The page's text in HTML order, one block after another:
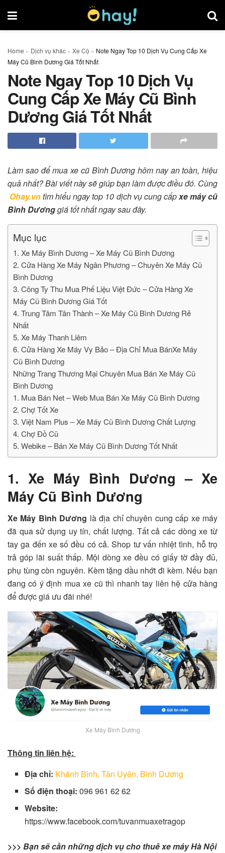
Home » Dịch vụ khác » Xe Cộ » Note Ngay Top 10 Dịch Vụ Cung Cấp Xe
Máy Cũ Bình Dương Giá Tốt Nhất
Note Ngay Top 10 Dịch Vụ
Cung Cấp Xe Máy Cũ Bình
Dương Giá Tốt Nhất
Làm sao để mua xe cũ Bình Dương hôm nay an toàn, hiệu
quả nhất? Bài viết này sẽ giúp bạn làm được điều đó. Cùng
Ohay.vntìm hiểu ngay top 10 dịch vụ cung cấpxe máy cũ
Bình Dươnggiá tốt nhất ngay sau đây.
Mục lục
1. Xe Máy Bình Dương – Xe Máy Cũ Bình Dương
2. Cửa Hàng Xe Máy Ngân Phương – Chuyên Xe Máy Cũ
Bình Dương
3. Công Ty Thu Mua Phế Liệu Việt Đức – Cửa Hàng Xe
Máy Cũ Bình Dương Giá Tốt
4. Trung Tâm Tân Thành – Xe Máy Cũ Bình Dương Rẻ
Nhất
5. Xe Máy Thanh Liêm
6. Cửa Hàng Xe Máy Vy Bảo – Địa Chỉ Mua BánXe Máy
Cũ Bình Dương
Những Trang Thương Mại Chuyên Mua Bán Xe Máy Cũ
Bình Dương
1. Mua Bán Net – Web Mua Bán Xe Máy Cũ Bình Dương
2. Chợ Tốt Xe
3. Việt Nam Plus – Xe Máy Cũ Bình Dương Chất Lượng
4. Chợ Đồ Cũ
5. Webike – Bán Xe Máy Cũ Bình Dương Tốt Nhất
1. Xe Máy Bình Dương – Xe
Máy Cũ Bình Dương
Xe Máy Bình Dương là địa chỉ chuyên cung cấp xe máy
đã qua sử dụng uy tín, chất lượng. Tất cả các dòng xe từ
tay ga đến xe số đều có cả. Shop tư vấn nhiệt tình, hỗ trọ
trả góp lãi suất thấp. Mội dòng xe đều có giấy tờ đầy đủ,
phụ tùng còn nguyên. Kèm tặng dầu nhớt đi kèm. Nếu bạn
đang có ý định mua xe cũ thì nhanh tay liên hệ cửa hàng
để được giá ưu đãi nhé!
Xe Máy Bình Dương
Thông tin liên hệ:
Địa chỉ: Khánh Bình, Tân Uyên, Bình Dương
Số điện thoại:096 961 62 62
Website:
https://www.facebook.com/tuvanmuaxetragop
>>> Bạn sẽ cần những dịch vụ cho thuê xe máy Hà Nội